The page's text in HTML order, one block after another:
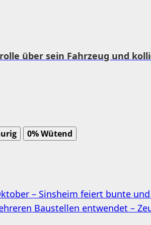
über sein Fahrzeug und
0%Wütend
– Sinsheim feiert bunte
Baustellen entwendet –